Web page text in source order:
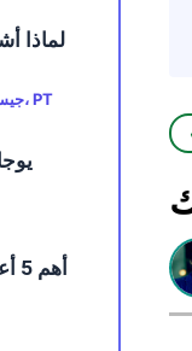
جيسون كارب (خبير اللياقة البدنية)، PT
5
أهم 5 أعراض لمتلازمة ما بعد الارتجاج